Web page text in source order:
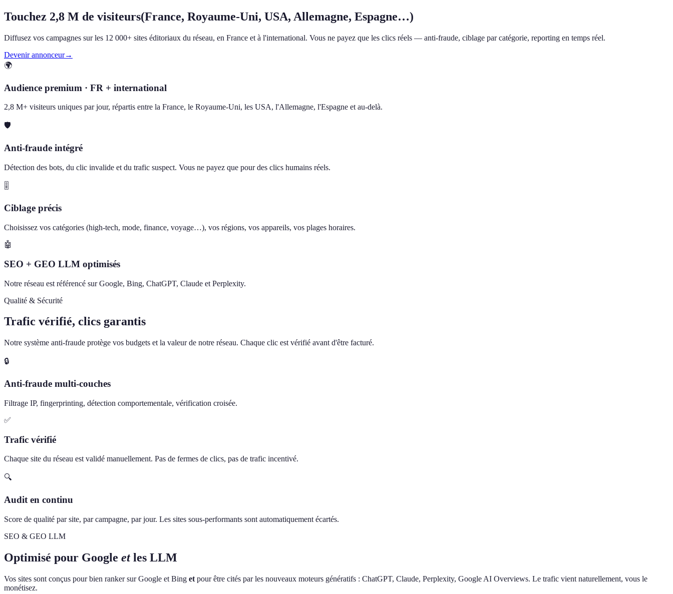
Touchez 2,8 M de visiteurs(France, Royaume-Uni, USA, Allemagne, Espagne…)
Diffusez vos campagnes sur les 12 000+ sites éditoriaux du réseau, en France et à l'international. Vous ne payez que les clics réels — anti-fraude, ciblage par catégorie, reporting en temps réel.
Devenir annonceur→
🌍
Audience premium · FR + international
2,8 M+ visiteurs uniques par jour, répartis entre la France, le Royaume-Uni, les USA, l'Allemagne, l'Espagne et au-delà.
🛡️
Anti-fraude intégré
Détection des bots, du clic invalide et du trafic suspect. Vous ne payez que pour des clics humains réels.
🎚️
Ciblage précis
Choisissez vos catégories (high-tech, mode, finance, voyage…), vos régions, vos appareils, vos plages horaires.
🤖
SEO + GEO LLM optimisés
Notre réseau est référencé sur Google, Bing, ChatGPT, Claude et Perplexity.
Qualité & Sécurité
Trafic vérifié, clics garantis
Notre système anti-fraude protège vos budgets et la valeur de notre réseau. Chaque clic est vérifié avant d'être facturé.
🔒
Anti-fraude multi-couches
Filtrage IP, fingerprinting, détection comportementale, vérification croisée.
✅
Trafic vérifié
Chaque site du réseau est validé manuellement. Pas de fermes de clics, pas de trafic incentivé.
🔍
Audit en continu
Score de qualité par site, par campagne, par jour. Les sites sous-performants sont automatiquement écartés.
SEO & GEO LLM
Optimisé pour Google et les LLM
Vos sites sont conçus pour bien ranker sur Google et Bing et pour être cités par les nouveaux moteurs génératifs : ChatGPT, Claude, Perplexity, Google AI Overviews. Le trafic vient naturellement, vous le
monétisez.